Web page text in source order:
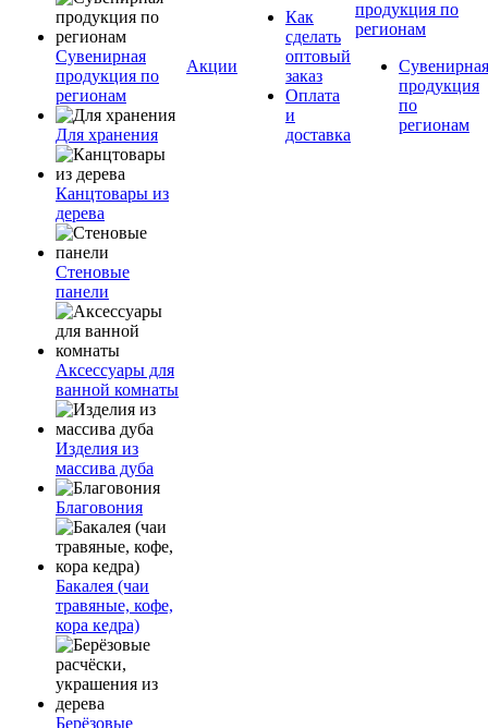
Сувенирная
продукция по
регионам
Для хранения
Канцтовары из
дерева
Стеновые
панели
Аксессуары для
ванной комнаты
Изделия из
массива дуба
Благовония
Бакалея (чаи
травяные, кофе,
кора кедра)
Берёзовые
Акции
Как
сделать
оптовый
заказ
Оплата
и
доставка
продукция по
регионам
Сувенирная
продукция
по
регионам